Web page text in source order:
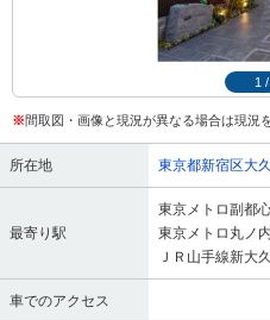
1 /
※間取図・画像と現況が異なる場合は現況
所在地 東京都新宿区大
最寄り駅
東京メトロ副都
東京メトロ丸ノ
ＪＲ山手線新大
車でのアクセス